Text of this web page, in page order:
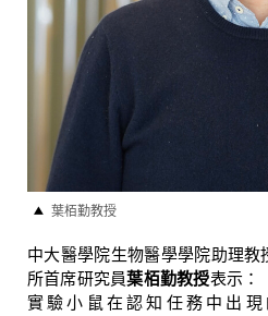
葉栢勤教授
中大醫學院生物醫學學院助理
所首席研究員葉栢勤教授表示：
實驗小鼠在認知任務中出現